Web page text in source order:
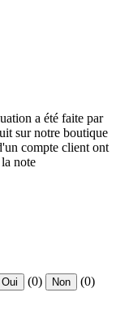
a été faite par
sur notre boutique
compte client ont
note
Oui (0) Non (0)